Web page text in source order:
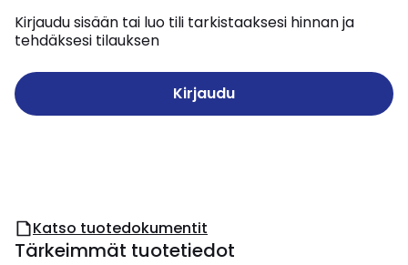
Kirjaudu sisään tai luo tili tarkistaaksesi hinnan ja
tehdäksesi tilauksen
Kirjaudu
Katso tuotedokumentit
Tärkeimmät tuotetiedot